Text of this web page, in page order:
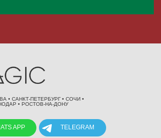
TELEGRAM
APP
• САНКТ-ПЕТЕРБУРГ • СОЧИ •
• РОСТОВ-НА-ДОНУ